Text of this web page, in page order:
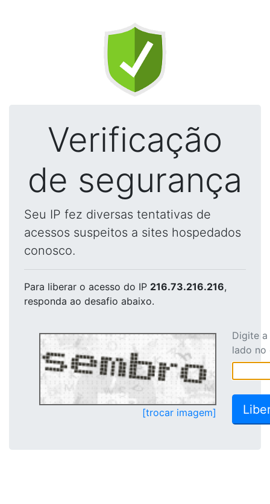
Verificação
de segurança
Seu IP fez diversas tentativas de
acessos suspeitos a sites hospedados
conosco.
Para liberar o acesso do IP 216.73.216.216,
responda ao desafio abaixo.
[trocar imagem]
Digite
lado no